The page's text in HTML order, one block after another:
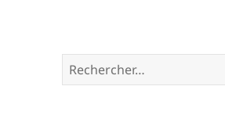
Rechercher :